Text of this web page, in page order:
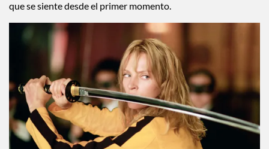
encuentra y qué lo hace tan especial. Más allá de su vínculo
con la película, ofrece una experiencia que mezcla atmósfera,
tradición y sabores auténticos, con un aire cinematográfico
que se siente desde el primer momento.